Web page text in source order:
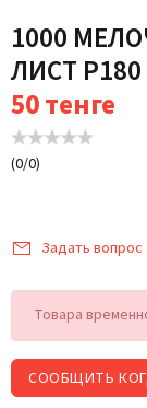
1000
ЛИСТ Р180
50тенге
(0/0)
Задать вопрос
Товара
СООБЩИТЬ